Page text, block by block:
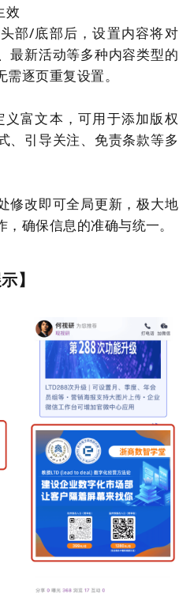
效
部/底部后，设置内容将对
最新活动等多种内容类型的
逐页重复设置。
富文本，可用于添加版权
、引导关注、免责条款等多
修改即可全局更新，极大地
确保信息的准确与统一。
】